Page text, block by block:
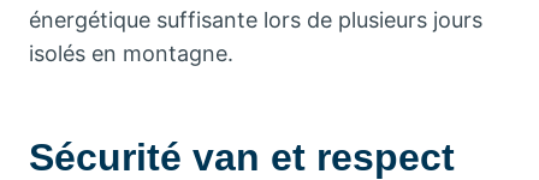
énergétique suffisante lors de plusieurs jours
isolés en montagne.
Sécurité van et respect